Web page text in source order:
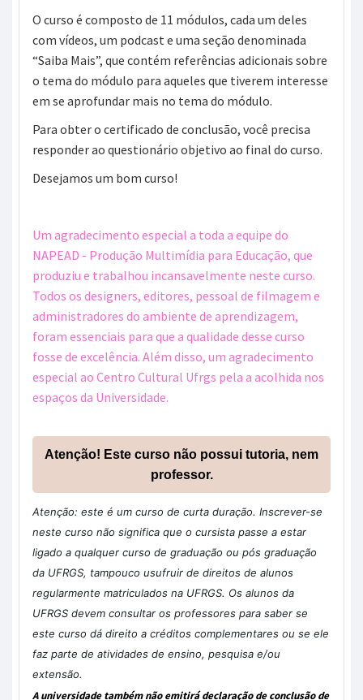
O curso é composto de 11 módulos, cada um deles
com vídeos, um podcast e uma seção denominada
“Saiba Mais”, que contém referências adicionais sobre
o tema do módulo para aqueles que tiverem interesse
em se aprofundar mais no tema do módulo.
Para obter o certificado de conclusão, você precisa
responder ao questionário objetivo ao final do curso.
Desejamos um bom curso!
Um agradecimento especial a toda a equipe do
NAPEAD - Produção Multimídia para Educação, que
produziu e trabalhou incansavelmente neste curso.
Todos os designers, editores, pessoal de filmagem e
administradores do ambiente de aprendizagem,
foram essenciais para que a qualidade desse curso
fosse de excelência. Além disso, um agradecimento
especial ao Centro Cultural Ufrgs pela a acolhida nos
espaços da Universidade.
Atenção! Este curso não possui tutoria, nem
professor.
Atenção: este é um curso de curta duração. Inscrever-se
neste curso não significa que o cursista passe a estar
ligado a qualquer curso de graduação ou pós graduação
da UFRGS, tampouco usufruir de direitos de alunos
regularmente matriculados na UFRGS. Os alunos da
UFRGS devem consultar os professores para saber se
este curso dá direito a créditos complementares ou se ele
faz parte de atividades de ensino, pesquisa e/ou
extensão.
A universidade também não emitirá declaração de conclusão de